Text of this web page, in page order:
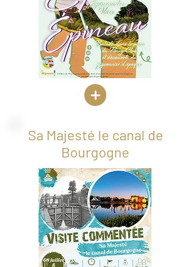
Sa Majesté le canal de
Bourgogne